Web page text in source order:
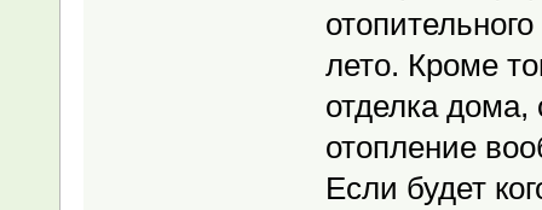
лето. Кроме
отделка
отопление
Если будет